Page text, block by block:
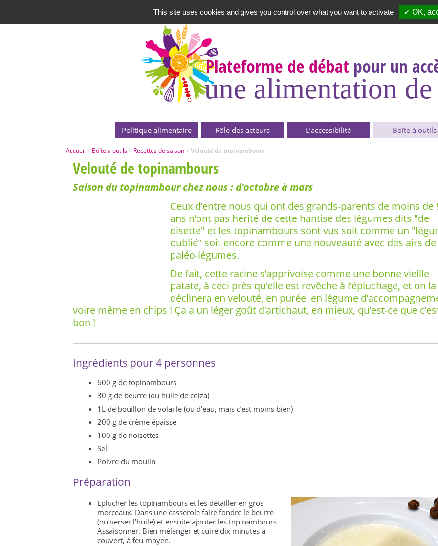
Plateforme de débat pour un
une alimentation
Politique alimentaire Rôle des acteurs L’accessibilité Boîte à outils
Accueil > Boîte à outils > Recettes de saison > Velouté de topinambours
Velouté de topinambours
Saison du topinambour chez nous : d’octobre à mars
Ceux d’entre nous qui ont des grands-parents de moins de
ans n’ont pas hérité de cette hantise des légumes dits "de
disette" et les topinambours sont vus soit comme un
oublié" soit encore comme une nouveauté avec des airs de
paléo-légumes.
De fait, cette racine s’apprivoise comme une bonne vieille
patate, à ceci près qu’elle est revêche à l’épluchage, et on la
déclinera en velouté, en purée, en légume
voire même en chips ! Ça a un léger goût d’artichaut, en mieux, qu’est-ce que
bon !
Ingrédients pour 4 personnes
600 g de topinambours
30 g de beurre (ou huile de colza)
1L de bouillon de volaille (ou d’eau, mais c’est moins bien)
200 g de crème épaisse
100 g de noisettes
Sel
Poivre du moulin
Préparation
Eplucher les topinambours et les détailler en gros
morceaux. Dans une casserole faire fondre le beurre
(ou verser l’huile) et ensuite ajouter les topinambours.
Assaisonner. Bien mélanger et cuire dix minutes à
couvert, à feu moyen.
Newsletter| A propos
This site uses cookies and gives you control over what you want to activate ✓ OK,